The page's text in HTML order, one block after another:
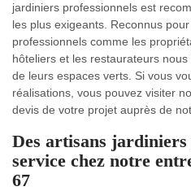
jardiniers professionnels est
les plus exigeants. Reconnus
professionnels comme les
hôteliers et les restaurateurs
de leurs espaces verts. Si vous
réalisations, vous pouvez visiter
devis de votre projet auprès de
Des artisans
service chez notre
67